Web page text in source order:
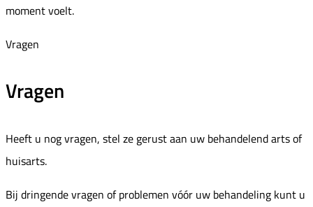
moment voelt.
Vragen
Vragen
Heeft u nog vragen, stel ze gerust aan uw behandelend arts of
huisarts.
Bij dringende vragen of problemen vóór uw behandeling kunt u